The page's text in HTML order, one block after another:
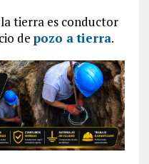
tierra es conductor
de pozo a tierra.